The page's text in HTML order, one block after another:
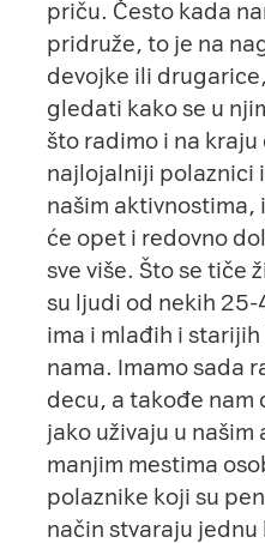
priču. Često kada
pridruže, to je na
devojke ili
gledati kako se u
što radimo i na
najlojalniji polaznici
našim aktivnostima,
će opet i redovno
sve više. Što se tiče
su ljudi od nekih
ima i mlađih i
nama. Imamo sada
decu, a takođe nam
jako uživaju u našim
manjim mestima
polaznike koji su
način stvaraju